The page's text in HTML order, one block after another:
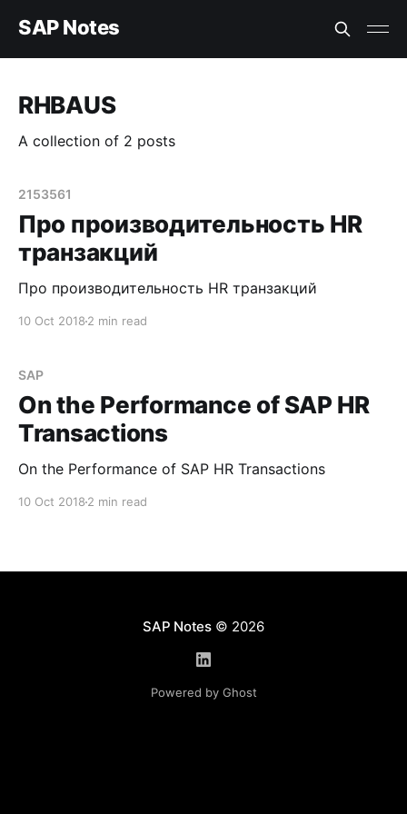
SAP Notes
RHBAUS
A collection of 2 posts
2153561
Про производительность HR
транзакций
Про производительность HR транзакций
10 Oct 2018 2 min read
SAP
On the Performance of SAP HR
Transactions
On the Performance of SAP HR Transactions
10 Oct 2018 2 min read
SAP Notes© 2026
Powered by Ghost